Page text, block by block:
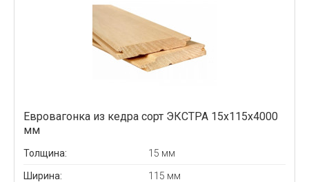
Евровагонка из кедра сорт ЭКСТРА 15x115x4000
мм
Толщина: 15 мм
Ширина: 115 мм